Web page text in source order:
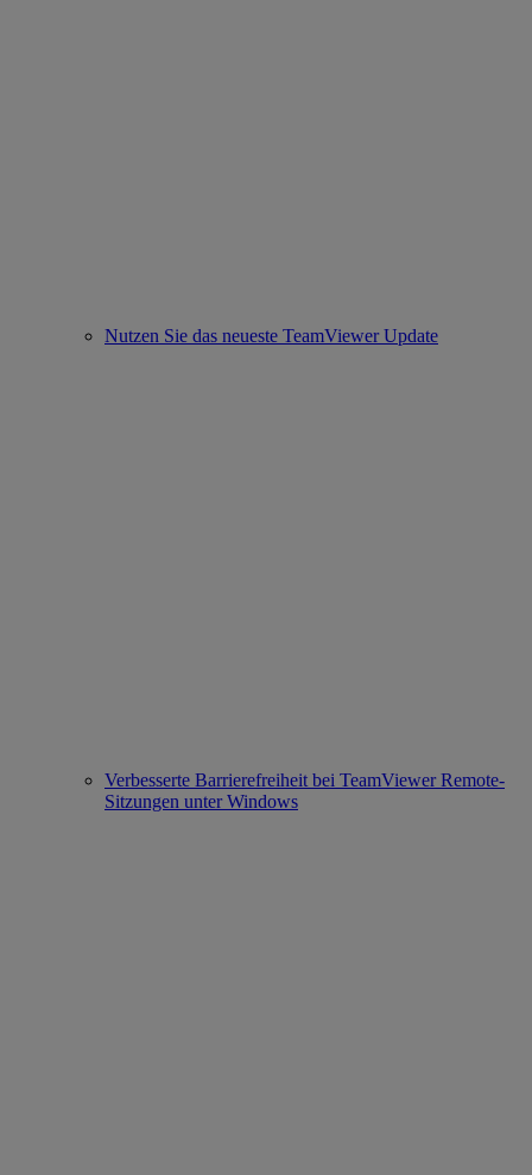
Nutzen Sie das neueste TeamViewer Update
Verbesserte Barrierefreiheit bei TeamViewer Remote-
Sitzungen unter Windows